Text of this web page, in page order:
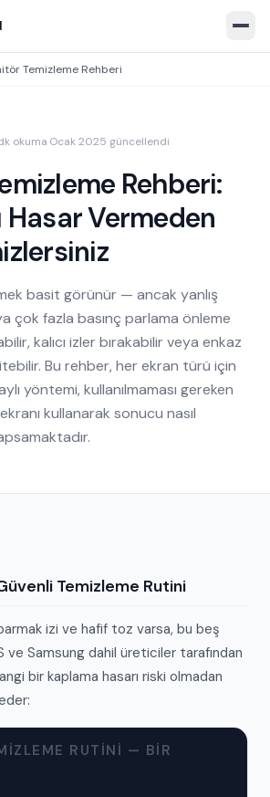
PT 🇪🇸ES
Open white screen
Temizleme Rehberi
okuma·Ocak 2025 güncellendi
Rehberi:
Hasar Vermeden
basit görünür — ancak yanlış
çok fazla basınç parlama önleme
kalıcı izler bırakabilir veya enkaz
Bu rehber, her ekran türü için
yöntemi, kullanılmaması gereken
kullanarak sonucu nasıl
Güvenli Temizleme Rutini
izi ve hafif toz varsa, bu beş
ve Samsung dahil üreticiler tarafından
bir kaplama hasarı riski olmadan
RUTINI — BIR